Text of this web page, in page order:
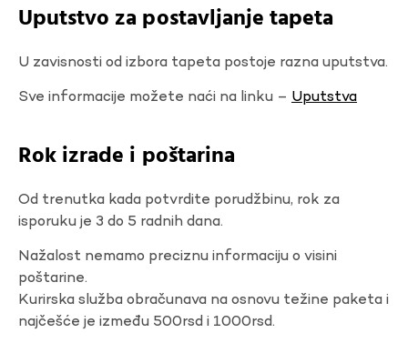
Uputstvo za postavljanje tapeta
U zavisnosti od izbora tapeta postoje razna uputstva.
Sve informacije možete naći na linku – Uputstva
Rok izrade i poštarina
Od trenutka kada potvrdite porudžbinu, rok za
isporuku je 3 do 5 radnih dana.
Nažalost nemamo preciznu informaciju o visini
poštarine.
Kurirska služba obračunava na osnovu težine paketa i
najčešće je između 500rsd i 1000rsd.